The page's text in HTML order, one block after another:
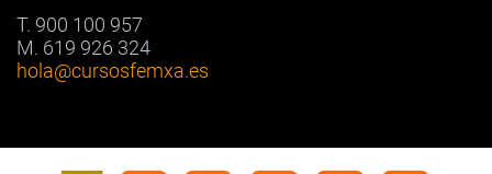
T. 900 100 957
M. 619 926 324
hola@cursosfemxa.es